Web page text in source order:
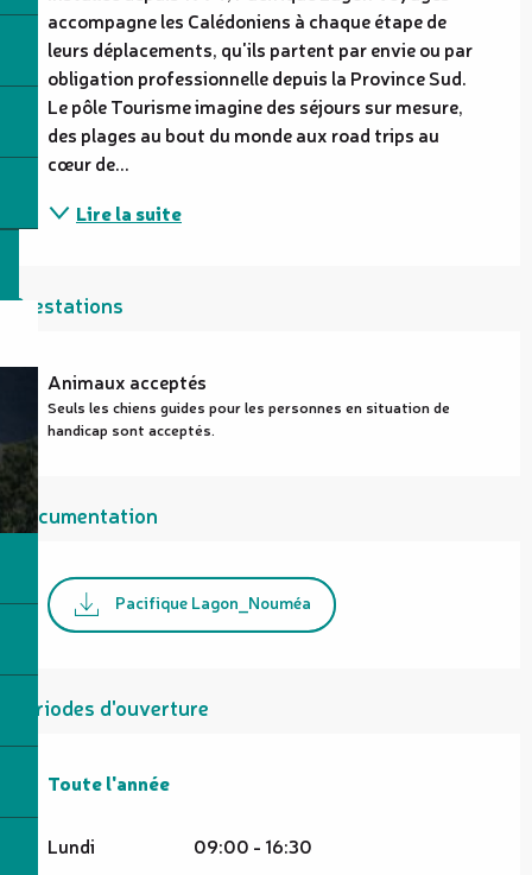
accompagne les Calédoniens à chaque étape de
leurs déplacements, qu'ils partent par envie ou par
obligation professionnelle depuis la Province Sud.
Le pôle Tourisme imagine des séjours sur mesure,
des plages au bout du monde aux road trips au
cœur de...
Lire la suite
Prestations
Animaux acceptés
Seuls les chiens guides pour les personnes en situation de
handicap sont acceptés.
Documentation
Pacifique Lagon_Nouméa
Périodes d'ouverture
Toute l'année
Toute l'année
Lundi 09:00 - 16:30